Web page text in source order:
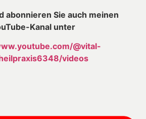
abonnieren Sie auch meinen
Kanal unter
@vital-
videos